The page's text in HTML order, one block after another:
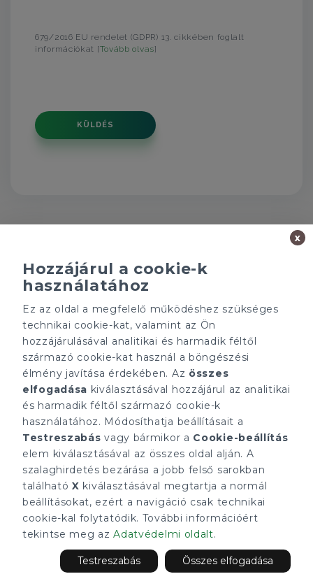
679/2016 EU rendelet (GDPR) 13. cikkében foglalt
információkat [Tovább olvas]
KÜLDÉS
Minden ügynökségnek saját tulajdonosa van és önállóan
működik.
ÁRFOLYAM 07/08/2026
EUR 366.4 HUF
CÉGÜNK
Gruppo T.F.M. Szolgáltató
Zrt.
Rólunk
A Tecnocasa csoport
ELÉRHETŐSÉGEINK
tecnocasa.hu
Gruppo T.F.M. Szolgáltató
Zrt.
1068 Budapest, Király
utca 102
info@tecnocasa.hu
Budapest, Király utca 102.. Minden ügynökségnek saját
tulajdonosa van és önállóan működik.
Hozzájárul a cookie-k
használatához
Ez az oldal a megfelelő működéshez szükséges
technikai cookie-kat, valamint az Ön
hozzájárulásával analitikai és harmadik féltől
származó cookie-kat használ a böngészési
élmény javítása érdekében. Az összes
elfogadása kiválasztásával hozzájárul az analitikai
és harmadik féltől származó cookie-k
használatához. Módosíthatja beállításait a
Testreszabás vagy bármikor a Cookie-beállítás
elem kiválasztásával az összes oldal alján. A
szalaghirdetés bezárása a jobb felső sarokban
található X kiválasztásával megtartja a normál
beállításokat, ezért a navigáció csak technikai
cookie-kal folytatódik. További információért
tekintse meg azAdatvédelmi oldalt.
x
Összes elfogadása
Testreszabás